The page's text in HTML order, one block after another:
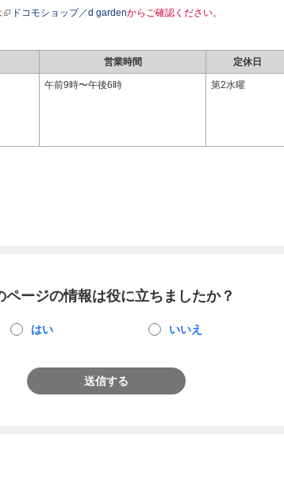
ドコモショップ／d gardenからご確認ください。
営業時間 定休日
午前9時〜午後6時 第2水曜
ページの情報は役に立ちましたか？
はい いいえ
送信する